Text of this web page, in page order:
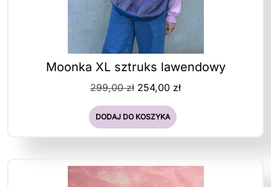
Moonka XL sztruks lawendowy
299,00zł Pierwotna
wynosiła:
299,00 zł.
254,00 złAktualna
DODAJ DO KOSZYKA